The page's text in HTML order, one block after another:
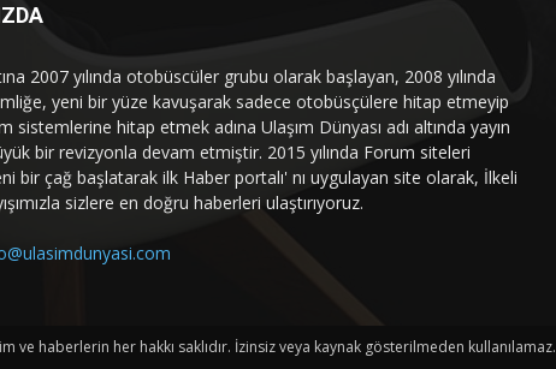
2007 yılında otobüscüler grubu olarak başlayan, 2008 yılında
yeni bir yüze kavuşarak sadece otobüsçülere hitap etmeyip
sistemlerine hitap etmek adına Ulaşım Dünyası adı altında yayın
bir revizyonla devam etmiştir. 2015 yılında Forum siteleri
bir çağ başlatarak ilk Haber portalı' nı uygulayan site olarak, İlkeli
sizlere en doğru haberleri ulaştırıyoruz.
haberlerin her hakkı saklıdır. İzinsiz veya kaynak gösterilmeden kullanılamaz.